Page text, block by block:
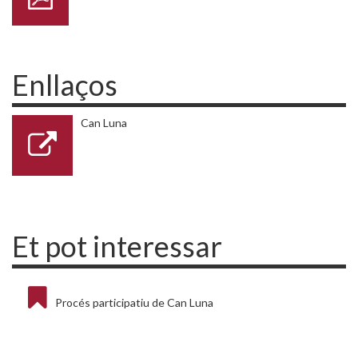
Enllaços
Can Luna
Et pot interessar
Procés participatiu de Can Luna